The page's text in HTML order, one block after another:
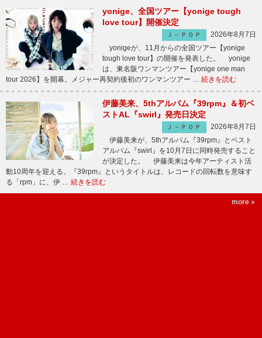
yonige、全国ツアー【yonige tough
love tour】開催決定
Ｊ－ＰＯＰ
2026年8月7日
yonigeが、11月からの全国ツアー【yonige
tough love tour】の開催を発表した。 yonige
は、東名阪ワンマンツアー【yonige one man
tour 2026】を開幕。メジャー再契約後初のワンマンツアー … 続きを読む
伊藤美来、5thアルバム『39rpm』＆初ベ
ストAL『swirl』発売日決定
Ｊ－ＰＯＰ
2026年8月7日
伊藤美来が、5thアルバム『39rpm』とベスト
アルバム『swirl』を10月7日に同時発売すること
が決定した。 伊藤美来は今年アーティスト活
動10周年を迎える。『39rpm』というタイトルは、レコードの回転数を意味す
る「rpm」に、伊 … 続きを読む
more »